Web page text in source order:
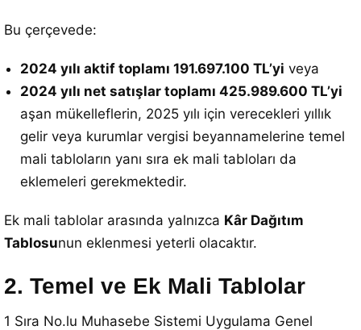
Bu çerçevede:
2024 yılı aktif toplamı 191.697.100 TL’yi veya
2024 yılı net satışlar toplamı 425.989.600 TL’yi
aşan mükelleflerin, 2025 yılı için verecekleri yıllık
gelir veya kurumlar vergisi beyannamelerine temel
mali tabloların yanı sıra ek mali tabloları da
eklemeleri gerekmektedir.
Ek mali tablolar arasında yalnızca Kâr Dağıtım
Tablosunun eklenmesi yeterli olacaktır.
2. Temel ve Ek Mali Tablolar
1 Sıra No.lu Muhasebe Sistemi Uygulama Genel